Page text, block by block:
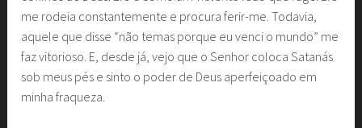
me rodeia constantemente e procura ferir-me. Todavia,
aquele que disse “não temas porque eu venci o mundo” me
faz vitorioso. E, desde já, vejo que o Senhor coloca Satanás
sob meus pés e sinto o poder de Deus aperfeiçoado em
minha fraqueza.